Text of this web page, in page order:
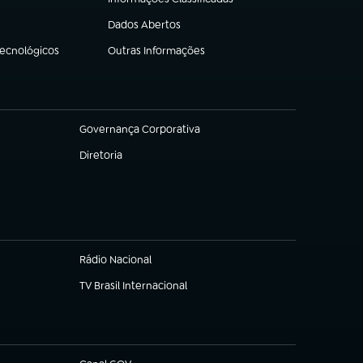
(abre em nova aba)
Dados Abertos
(abre em nova aba)
Outras Informações
(abre em nova aba)
Governança Corporativa
(abre em nova aba)
Diretoria
(abre em nova aba)
Rádio Nacional
TV Brasil Internacional
(abre em nova aba)